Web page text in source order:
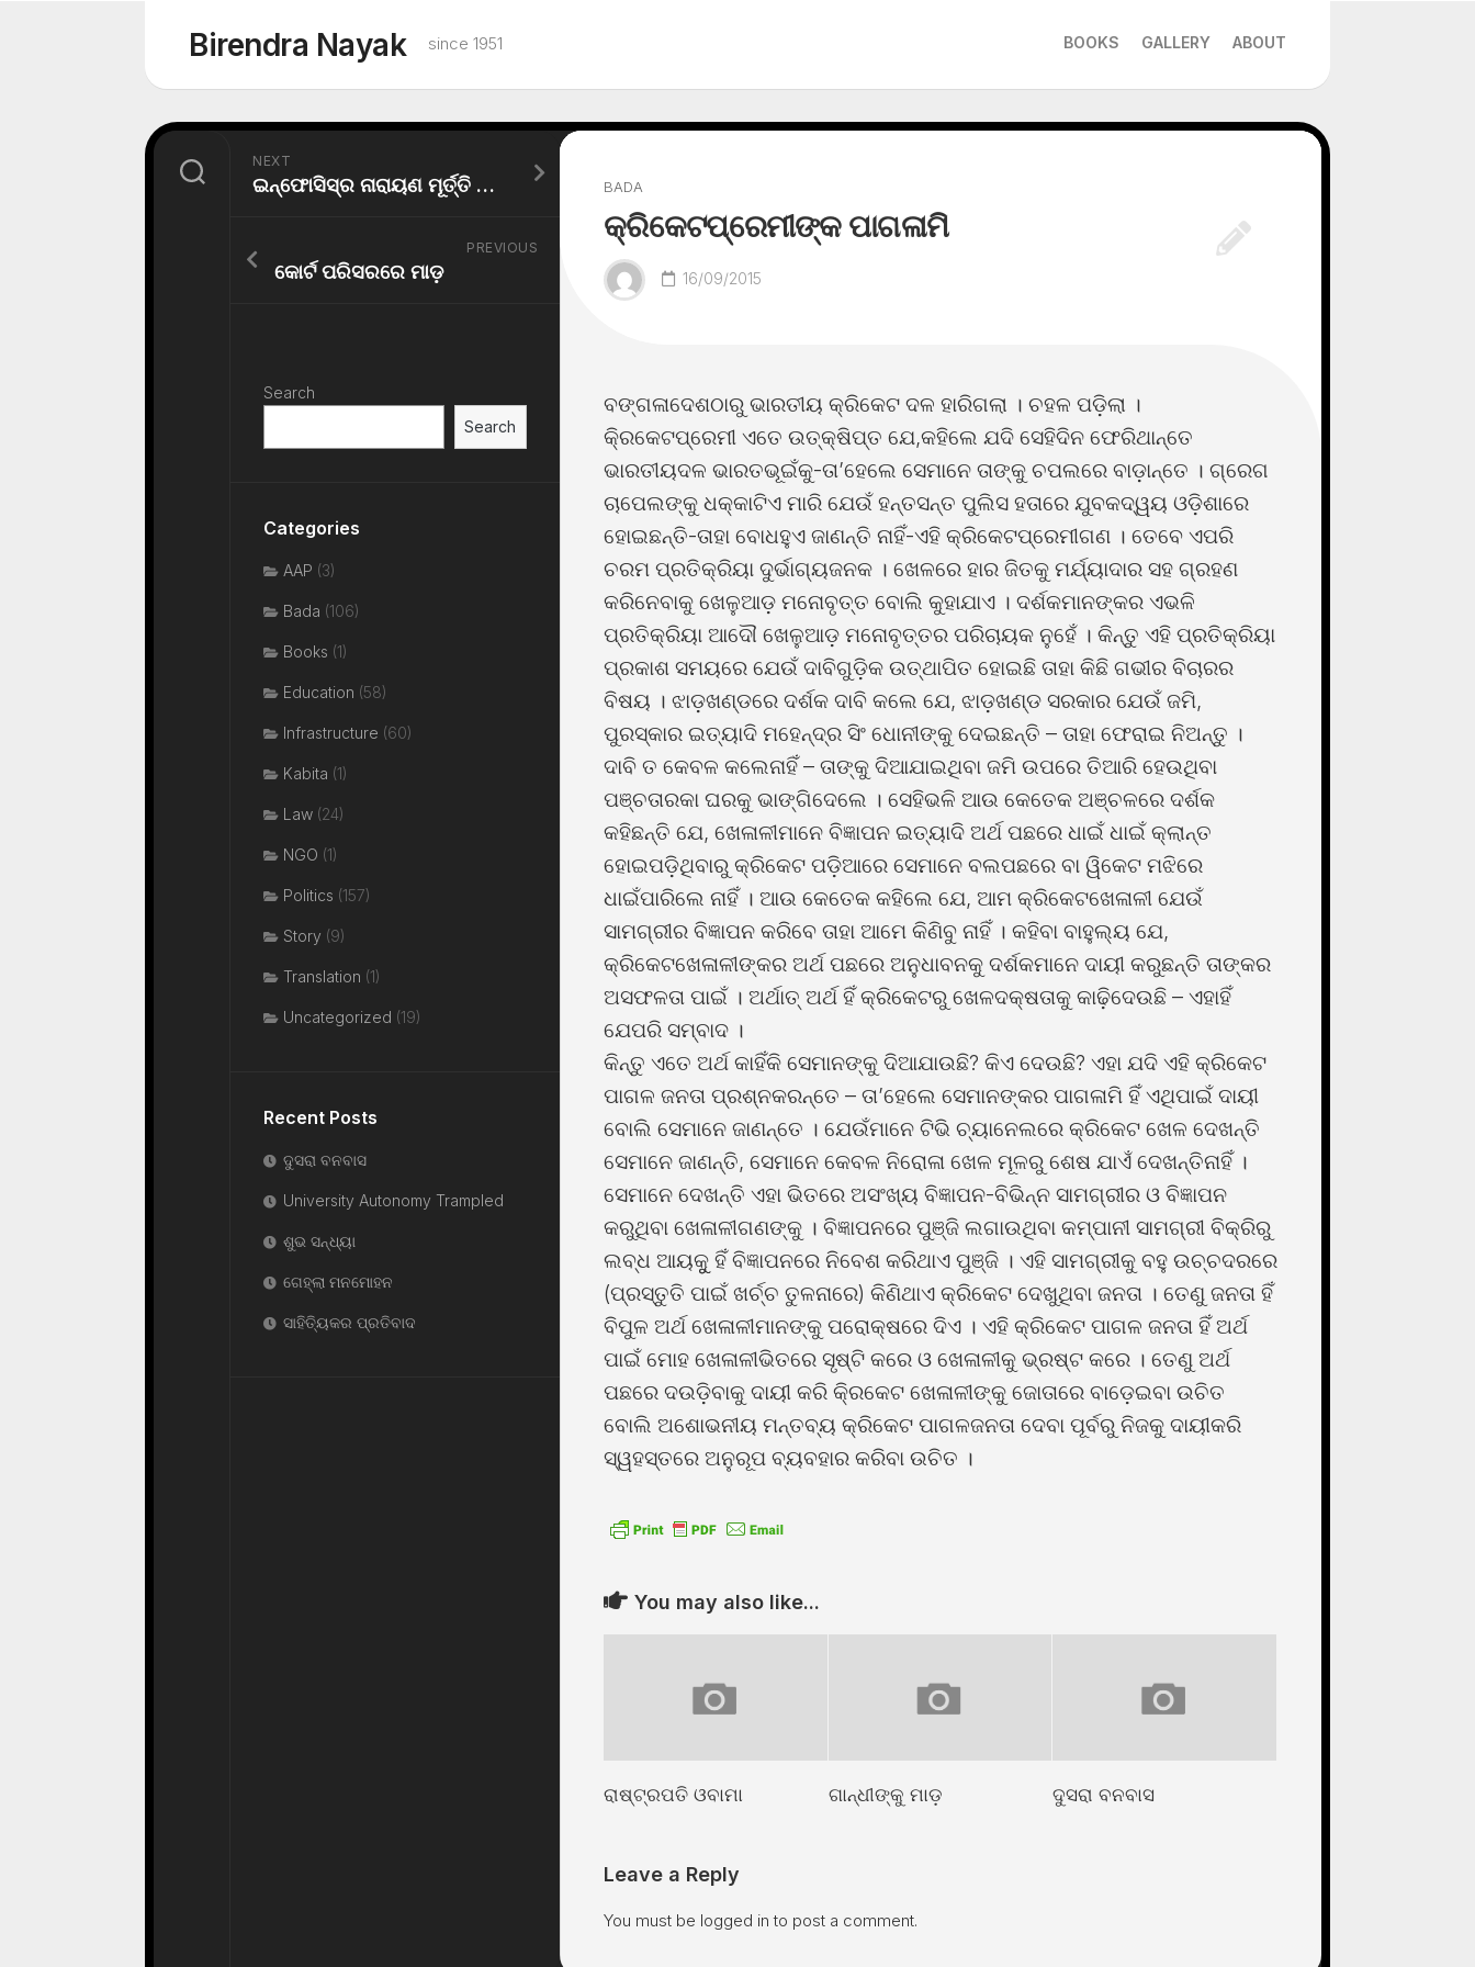
Birendra Nayak since 1951 BOOKS GALLERY ABOUT
BADA
କ୍ରିକେଟପ୍ରେମୀଙ୍କ ପାଗଳାମି
16/09/2015
ବଙ୍ଗଳାଦେଶଠାରୁ ଭାରତୀୟ କ୍ରିକେଟ ଦଳ ହାରିଗଲା । ଚହଳ ପଡ଼ିଲା ।
କି୍ରକେଟପ୍ରେମୀ ଏତେ ଉତ୍କ୍ଷିପ୍ତ ଯେ,କହିଲେ ଯଦି ସେହିଦିନ ଫେରିଥାନ୍ତେ
ଭାରତୀୟଦଳ ଭାରତଭୂଇଁକୁ-ତା’ହେଲେ ସେମାନେ ତାଙ୍କୁ ଚପଲରେ ବାଡ଼ାନ୍ତେ । ଗ୍ରେଗ
ଚାପେଲଙ୍କୁ ଧକ୍କାଟିଏ ମାରି ଯେଉଁ ହନ୍ତସନ୍ତ ପୁଲିସ ହତାରେ ଯୁବକଦ୍ୱୟ ଓଡ଼ିଶାରେ
ହୋଇଛନ୍ତି-ତାହା ବୋଧହୁଏ ଜାଣନ୍ତି ନାହିଁ-ଏହି କ୍ରିକେଟପ୍ରେମୀଗଣ । ତେବେ ଏପରି
ଚରମ ପ୍ରତିକ୍ରିୟା ଦୁର୍ଭାଗ୍ୟଜନକ । ଖେଳରେ ହାର ଜିତକୁ ମର୍ଯ୍ୟାଦାର ସହ ଗ୍ରହଣ
କରିନେବାକୁ ଖେଳୁଆଡ଼ ମନୋବୃତ୍ତ ବୋଲି କୁହାଯାଏ । ଦର୍ଶକମାନଙ୍କର ଏଭଳି
ପ୍ରତିକ୍ରିୟା ଆଦୌ ଖେଳୁଆଡ଼ ମନୋବୃତ୍ତର ପରିଚାୟକ ନୁହେଁ । କିନ୍ତୁ ଏହି ପ୍ରତିକ୍ରିୟା
ପ୍ରକାଶ ସମୟରେ ଯେଉଁ ଦାବିଗୁଡ଼ିକ ଉତ୍ଥାପିତ ହୋଇଛି ତାହା କିଛି ଗଭୀର ବିଚାରର
ବିଷୟ । ଝାଡ଼ଖଣ୍ଡରେ ଦର୍ଶକ ଦାବି କଲେ ଯେ, ଝାଡ଼ଖଣ୍ଡ ସରକାର ଯେଉଁ ଜମି,
ପୁରସ୍କାର ଇତ୍ୟାଦି ମହେନ୍ଦ୍ର ସିଂ ଧୋନୀଙ୍କୁ ଦେଇଛନ୍ତି – ତାହା ଫେରାଇ ନିଅନ୍ତୁ ।
ଦାବି ତ କେବଳ କଲେନାହିଁ – ତାଙ୍କୁ ଦିଆଯାଇଥିବା ଜମି ଉପରେ ତିଆରି ହେଉଥିବା
ପଞ୍ଚତାରକା ଘରକୁ ଭାଙ୍ଗିଦେଲେ । ସେହିଭଳି ଆଉ କେତେକ ଅଞ୍ଚଳରେ ଦର୍ଶକ
କହିଛନ୍ତି ଯେ, ଖେଳାଳୀମାନେ ବିଜ୍ଞାପନ ଇତ୍ୟାଦି ଅର୍ଥ ପଛରେ ଧାଇଁ ଧାଇଁ କ୍ଲାନ୍ତ
ହୋଇପଡ଼ିଥିବାରୁ କ୍ରିକେଟ ପଡ଼ିଆରେ ସେମାନେ ବଲପଛରେ ବା ୱିକେଟ ମଝିରେ
ଧାଇଁପାରିଲେ ନାହିଁ । ଆଉ କେତେକ କହିଲେ ଯେ, ଆମ କ୍ରିକେଟଖେଳାଳୀ ଯେଉଁ
ସାମଗ୍ରୀର ବିଜ୍ଞାପନ କରିବେ ତାହା ଆମେ କିଣିବୁ ନାହିଁ । କହିବା ବାହୁଲ୍ୟ ଯେ,
କ୍ରିକେଟଖେଳାଳୀଙ୍କର ଅର୍ଥ ପଛରେ ଅନୁଧାବନକୁ ଦର୍ଶକମାନେ ଦାୟୀ କରୁଛନ୍ତି ତାଙ୍କର
ଅସଫଳତା ପାଇଁ । ଅର୍ଥାତ୍ ଅର୍ଥ ହିଁ କ୍ରିକେଟରୁ ଖେଳଦକ୍ଷତାକୁ କାଢ଼ିଦେଉଛି – ଏହାହିଁ
ଯେପରି ସମ୍ବାଦ ।
କିନ୍ତୁ ଏତେ ଅର୍ଥ କାହିଁକି ସେମାନଙ୍କୁ ଦିଆଯାଉଛି? କିଏ ଦେଉଛି? ଏହା ଯଦି ଏହି କ୍ରିକେଟ
ପାଗଳ ଜନତା ପ୍ରଶ୍ନକରନ୍ତେ – ତା’ହେଲେ ସେମାନଙ୍କର ପାଗଳାମି ହିଁ ଏଥିପାଇଁ ଦାୟୀ
ବୋଲି ସେମାନେ ଜାଣନ୍ତେ । ଯେଉଁମାନେ ଟିଭି ଚ୍ୟାନେଲରେ କ୍ରିକେଟ ଖେଳ ଦେଖନ୍ତି
ସେମାନେ ଜାଣନ୍ତି, ସେମାନେ କେବଳ ନିରୋଳା ଖେଳ ମୂଳରୁ ଶେଷ ଯାଏଁ ଦେଖନ୍ତିନାହିଁ ।
ସେମାନେ ଦେଖନ୍ତି ଏହା ଭିତରେ ଅସଂଖ୍ୟ ବିଜ୍ଞାପନ-ବିଭିନ୍ନ ସାମଗ୍ରୀର ଓ ବିଜ୍ଞାପନ
କରୁଥିବା ଖେଳାଳୀଗଣଙ୍କୁ । ବିଜ୍ଞାପନରେ ପୁଞ୍ଜି ଲଗାଉଥିବା କମ୍ପାନୀ ସାମଗ୍ରୀ ବିକ୍ରିରୁ
ଲବ୍ଧ ଆୟକୁୁ ହିଁ ବିଜ୍ଞାପନରେ ନିବେଶ କରିଥାଏ ପୁଞ୍ଜି । ଏହି ସାମଗ୍ରୀକୁ ବହୁ ଉଚ୍ଚଦରରେ
(ପ୍ରସ୍ତୁତି ପାଇଁ ଖର୍ଚ୍ଚ ତୁଳନାରେ) କିଣିଥାଏ କ୍ରିକେଟ ଦେଖୁଥିବା ଜନତା । ତେଣୁ ଜନତା ହିଁ
ବିପୁଳ ଅର୍ଥ ଖେଳାଳୀମାନଙ୍କୁ ପରୋକ୍ଷରେ ଦିଏ । ଏହି କ୍ରିକେଟ ପାଗଳ ଜନତା ହିଁ ଅର୍ଥ
ପାଇଁ ମୋହ ଖେଳାଳୀଭିତରେ ସୃଷ୍ଟି କରେ ଓ ଖେଳାଳୀକୁ ଭ୍ରଷ୍ଟ କରେ । ତେଣୁ ଅର୍ଥ
ପଛରେ ଦଉଡ଼ିବାକୁ ଦାୟୀ କରି କି୍ରକେଟ ଖେଳାଳୀଙ୍କୁ ଜୋତାରେ ବାଡ଼େଇବା ଉଚିତ
ବୋଲି ଅଶୋଭନୀୟ ମନ୍ତବ୍ୟ କ୍ରିକେଟ ପାଗଳଜନତା ଦେବା ପୂର୍ବରୁ ନିଜକୁ ଦାୟୀକରି
ସ୍ୱହସ୍ତରେ ଅନୁରୂପ ବ୍ୟବହାର କରିବା ଉଚିତ ।
You may also like...
ରାଷ୍ଟ୍ରପତି ଓବାମା ଗାନ୍ଧୀଙ୍କୁ ମାଡ଼ ଦୁସରା ବନବାସ
Leave a Reply
You must be logged in to post a comment.
NEXT
ଇନ୍ଫୋସିସ୍ର ନାରାୟଣ ମୂର୍ତ୍ତି ହେବେ ଭାରତର ରାଷ୍ଟ୍ରପତି !
PREVIOUS
କୋର୍ଟ ପରିସରରେ ମାଡ଼
Search
Search
Categories
AAP (3)
Bada (106)
Books (1)
Education (58)
Infrastructure (60)
Kabita (1)
Law (24)
NGO (1)
Politics (157)
Story (9)
Translation (1)
Uncategorized (19)
Recent Posts
ଦୁସରା ବନବାସ
University Autonomy Trampled
ଶୁଭ ସନ୍ଧ୍ୟା
ଗେହ୍ଲା ମନମୋହନ
ସାହିତ୍ୟିକର ପ୍ରତିବାଦ